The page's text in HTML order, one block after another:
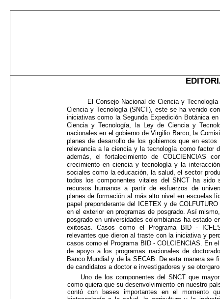
El Consejo Nacional de Ciencia y
Ciencia y Tecnología (SNCT), este se ha venido
iniciativas como la Segunda Expedición Botánica
Ciencia y Tecnología, la Ley de Ciencia y
nacionales en el gobierno de Virgilio Barco, la
planes de desarrollo de los gobiernos que en
relevancia a la ciencia y la tecnología como factor
además, el fortalecimiento de COLCIENCIAS
crecimiento en ciencia y tecnología y la
sociales como la educación, la salud, el sector
todos los componentes vitales del SNCT ha sido
recursos humanos a partir de esfuerzos de
planes de formación al más alto nivel en escuelas
papel preponderante del ICETEX y de
en el exterior en programas de posgrado. Así
posgrado en universidades colombianas ha estado
exitosas. Casos como el Programa BID -
relevantes que dieron al traste con la iniciativa y
casos como el Programa BID - COLCIENCIAS. En
de apoyo a los programas nacionales de
Banco Mundial y de la SECAB. De esta manera se
de candidatos a doctor e investigadores y se
Uno de los componentes del SNCT que
como quiera que su desenvolvimiento en nuestro
contó con bases importantes en el momento